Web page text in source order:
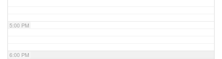
5:00 PM
6:00 PM